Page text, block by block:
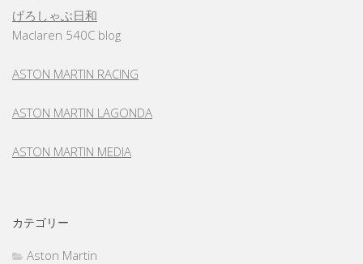
げろしゃぶ日和
Maclaren 540C blog
ASTON MARTIN RACING
ASTON MARTIN LAGONDA
ASTON MARTIN MEDIA
カテゴリー
Aston Martin